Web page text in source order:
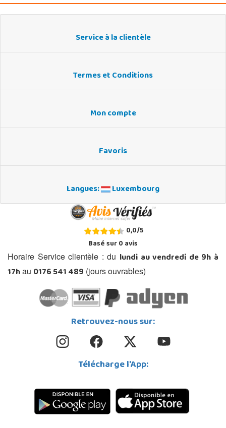
Service à la clientèle
Termes et Conditions
Mon compte
Favoris
Langues: Luxembourg
0,0/5
Basé sur0avis
Horaire Service clientèle : du lundi au vendredi de 9h à
17hau 0176 541 489 (jours ouvrables)
Retrouvez-nous sur:
Télécharge l'App: